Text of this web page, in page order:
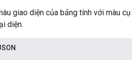
giao diện của bảng tính với màu cụ
diện.